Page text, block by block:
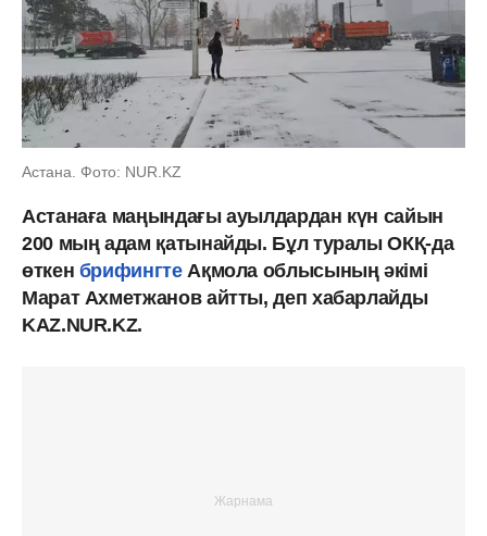
Астана. Фото: NUR.KZ
Астанаға маңындағы ауылдардан күн сайын
200 мың адам қатынайды. Бұл туралы ОКҚ-да
өткен брифингтеАқмола облысының әкімі
Марат Ахметжанов айтты, деп хабарлайды
KAZ.NUR.KZ.